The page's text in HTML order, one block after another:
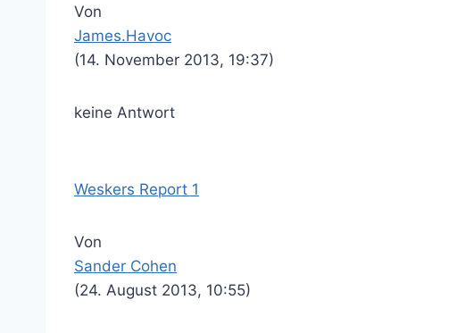
Von
James.Havoc
(14. November 2013, 19:37)
keine Antwort
Weskers Report 1
Von
Sander Cohen
(24. August 2013, 10:55)